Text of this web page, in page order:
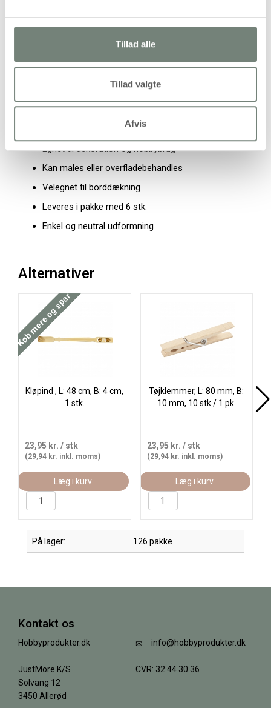
Tillad alle
Tillad valgte
Afvis
Egenskaber og fordele
Fremstillet i træ
Glat overflade uden udskæringer
Egnet til dekoration og hobbybrug
Kan males eller overfladebehandles
Velegnet til borddækning
Leveres i pakke med 6 stk.
Enkel og neutral udformning
Alternativer
Køb mere og spar
Kløpind , L: 48 cm, B: 4 cm,
1 stk.
23,95 kr. / stk
(29,94 kr. inkl. moms)
Læg i kurv
Tøjklemmer, L: 80 mm, B:
10 mm, 10 stk./ 1 pk.
23,95 kr. / stk
(29,94 kr. inkl. moms)
Læg i kurv
På lager: 126 pakke
Kontakt os
Hobbyprodukter.dk
JustMore K/S
Solvang 12
3450 Allerød
info@hobbyprodukter.dk
CVR: 32 44 30 36